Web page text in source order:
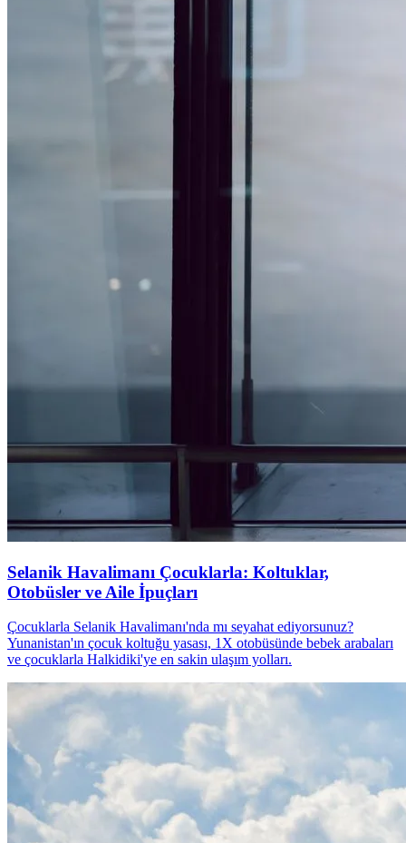
Selanik Havalimanı Çocuklarla: Koltuklar,
Otobüsler ve Aile İpuçları
Çocuklarla Selanik Havalimanı'nda mı seyahat ediyorsunuz?
Yunanistan'ın çocuk koltuğu yasası, 1X otobüsünde bebek arabaları
ve çocuklarla Halkidiki'ye en sakin ulaşım yolları.